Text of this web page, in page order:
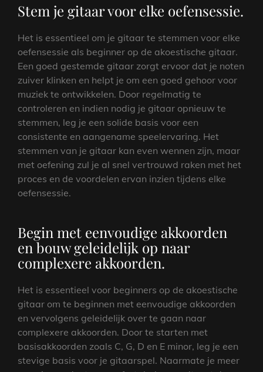
Stem je gitaar voor elke oefensessie.
Het is essentieel om je gitaar te stemmen voor elke
oefensessie als beginner op de akoestische gitaar.
Een goed gestemde gitaar zorgt ervoor dat je noten
zuiver klinken en helpt je om een goed gehoor voor
muziek te ontwikkelen. Door regelmatig te
controleren en indien nodig je gitaar opnieuw te
stemmen, leg je een solide basis voor een
consistente en aangename speelervaring. Het
stemmen van je gitaar kan even wennen zijn, maar
met oefening zul je al snel vertrouwd raken met het
proces en de voordelen ervan inzien tijdens elke
oefensessie.
Begin met eenvoudige akkoorden
en bouw geleidelijk op naar
complexere akkoorden.
Het is essentieel voor beginners op de akoestische
gitaar om te beginnen met eenvoudige akkoorden
en vervolgens geleidelijk over te gaan naar
complexere akkoorden. Door te starten met
basisakkoorden zoals C, G, D en E minor, leg je een
stevige basis voor je gitaarspel. Naarmate je meer